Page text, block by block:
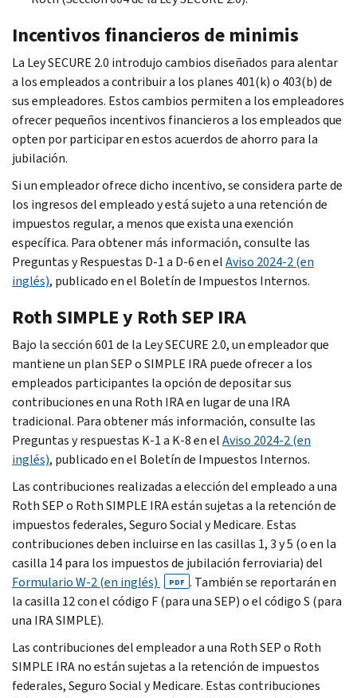
Incentivos financieros de minimis
La Ley SECURE 2.0 introdujo cambios diseñados para alentar
a los empleados a contribuir a los planes 401(k) o 403(b) de
sus empleadores. Estos cambios permiten a los empleadores
ofrecer pequeños incentivos financieros a los empleados que
opten por participar en estos acuerdos de ahorro para la
jubilación.
Si un empleador ofrece dicho incentivo, se considera parte de
los ingresos del empleado y está sujeto a una retención de
impuestos regular, a menos que exista una exención
específica. Para obtener más información, consulte las
Preguntas y Respuestas D-1 a D-6 en elAviso 2024-2 (en
inglés), publicado en el Boletín de Impuestos Internos.
RothSIMPLE y RothSEP IRA
Bajo la sección 601 de la Ley SECURE 2.0, un empleador que
mantiene un plan SEP o SIMPLE IRA puede ofrecer a los
empleados participantes la opción de depositar sus
contribuciones en una Roth IRA en lugar de una IRA
tradicional. Para obtener más información, consulte las
Preguntas y respuestas K-1 a K-8 en elAviso 2024-2 (en
inglés), publicado en el Boletín de Impuestos Internos.
Las contribuciones realizadas a elección del empleado a una
RothSEP o RothSIMPLE IRA están sujetas a la retención de
impuestos federales, Seguro Social y Medicare. Estas
contribuciones deben incluirse en las casillas 1, 3 y 5 (o en la
casilla 14 para los impuestos de jubilación ferroviaria) del
Formulario W-2 (en inglés)
PDF . También se reportarán en
la casilla 12 con el código F (para una SEP) o el código S (para
una IRA SIMPLE).
Las contribuciones del empleador a una RothSEP o Roth
SIMPLE IRA no están sujetas a la retención de impuestos
federales, Seguro Social y Medicare. Estas contribuciones